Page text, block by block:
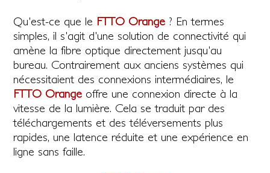
Qu'est-ce que le FTTO Orange ? En termes
simples, il s'agit d'une solution de connectivité qui
amène la fibre optique directement jusqu'au
bureau. Contrairement aux anciens systèmes qui
nécessitaient des connexions intermédiaires, le
FTTO Orange offre une connexion directe à la
vitesse de la lumière. Cela se traduit par des
téléchargements et des téléversements plus
rapides, une latence réduite et une expérience en
ligne sans faille.